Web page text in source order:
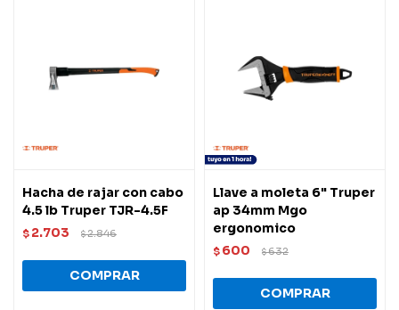
Hacha de rajar con cabo
4.5 lb Truper TJR-4.5F
$ 2.703 $2.846
Llave a moleta 6" Truper
ap 34mm Mgo
ergonomico
$ 600 $632